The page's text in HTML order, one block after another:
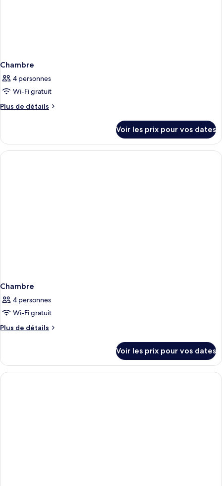
Chambre
4 personnes
Wi-Fi gratuit
Plus de détails
Plus
le
type
de
Voir les prix pour vos dates
Chambre
4 personnes
Wi-Fi gratuit
Plus de détails
Plus
le
type
de
Voir les prix pour vos dates